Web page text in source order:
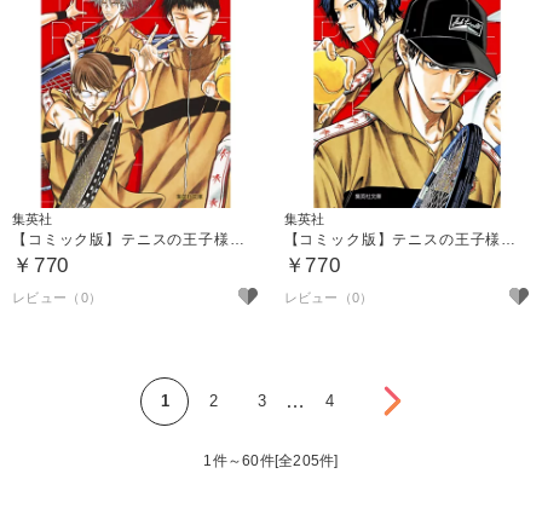
集英社
【コミック版】テニスの王子様 関東大会編 ６
￥770
集英社
【コミック版】テニスの王子様 関東大会編 ７
￥770
1 2 3 … 4 次へ
1件～60件[全205件]